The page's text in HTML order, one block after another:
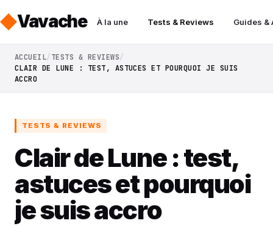
Vavache À la une Tests & Reviews Guides &
ACCUEIL TESTS & REVIEWS
CLAIR DE LUNE : TEST, ASTUCES ET POURQUOI JE SUIS
ACCRO
TESTS & REVIEWS
Clair de Lune : test,
astuces et pourquoi
je suis accro